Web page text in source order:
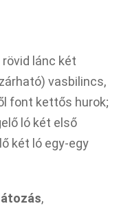
rövid lánc két
vasbilincs,
font kettős hurok;
ló két első
két ló egy-egy
,